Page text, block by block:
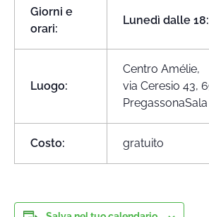
Giorni e
orari:
Lunedì dalle
Luogo:
Centro Amélie,
via Ceresio 43,
PregassonaSala
Costo: gratuito